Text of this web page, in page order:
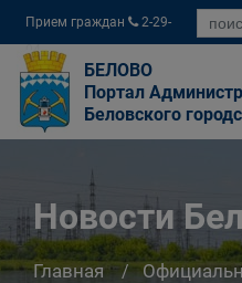
Прием граждан
2-29-
04
БЕЛОВО
Портал
Беловского
Новости
Главная